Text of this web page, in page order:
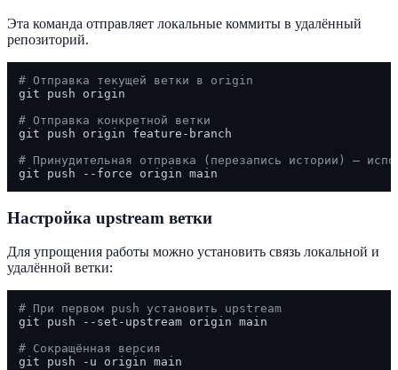
Эта команда отправляет локальные коммиты в удалённый
репозиторий.
# Отправка текущей ветки в origin
git push origin
# Отправка конкретной ветки
git push origin feature-branch
# Принудительная отправка (перезапись истории) —
Настройка upstream ветки
Для упрощения работы можно установить связь локальной и
удалённой ветки:
# При первом push установить upstream
git push --set-upstream origin main
# Сокращённая версия
git push -u origin main